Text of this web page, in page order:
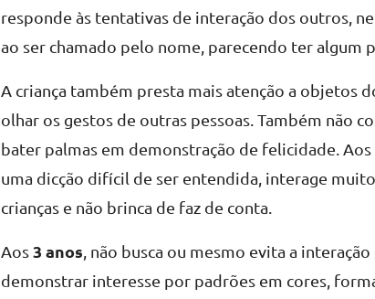
responde às tentativas de interação dos outros,
ao ser chamado pelo nome, parecendo ter algum
A criança também presta mais atenção a objetos
olhar os gestos de outras pessoas. Também não
bater palmas em demonstração de felicidade. Aos
uma dicção difícil de ser entendida, interage
crianças e não brinca de faz de conta.
Aos3 anos , não busca ou mesmo evita a
demonstrar interesse por padrões em cores,